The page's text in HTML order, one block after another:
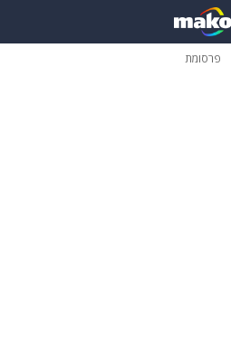
פרסומת